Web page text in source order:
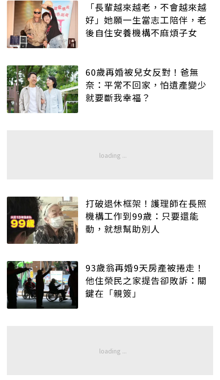
「長輩越來越老，不會越來越
好」她願一生當志工陪伴，老
後自住安養機構不麻煩子女
60歲再婚被兒女反對！爸無
奈：平常不回家，怕遺產變少
就要斷我幸福？
打破退休框架！護理師在長照
機構工作到99歲：只要還能
動，就想幫助別人
93歲翁再婚9天房產被捲走！
他住榮民之家提告卻敗訴：關
鍵在「親簽」